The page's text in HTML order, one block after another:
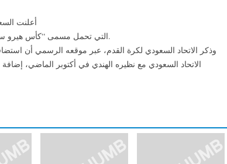
أعلنت
، التي تحمل مسمى “كأس هيرو سانتوش”، خلال الفترة من 1 إلى 4 مارس 2023.
وذكر الاتحاد السعودي لكرة القدم، عبر موقعه الرسمي أن
الاتحاد السعودي مع نظيره الهندي في أكتوبر الماضي، إضافة